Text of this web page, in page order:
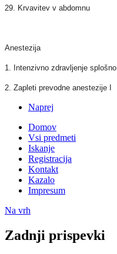
29. Krvavitev v abdomnu
Anestezija
1. Intenzivno zdravljenje splošno
2. Zapleti prevodne anestezije I
Naprej
Domov
Vsi predmeti
Iskanje
Registracija
Kontakt
Kazalo
Impresum
Na vrh
Zadnji prispevki